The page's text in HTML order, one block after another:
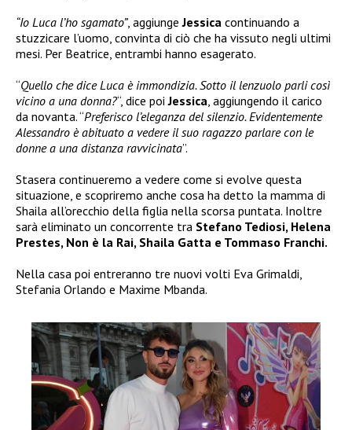
“Io Luca l’ho sgamato”, aggiungeJessica continuando a
stuzzicare l’uomo, convinta di ciò che ha vissuto negli ultimi
mesi. Per Beatrice, entrambi hanno esagerato.
“Quello che dice Luca è immondizia. Sotto il lenzuolo parli così
vicino a una donna?“, dice poiJessica, aggiungendo il carico
da novanta. “Preferisco l’eleganza del silenzio. Evidentemente
Alessandro è abituato a vedere il suo ragazzo parlare con le
donne a una distanza ravvicinata”.
Stasera continueremo a vedere come si evolve questa
situazione, e scopriremo anche cosa ha detto la mamma di
Shaila all’orecchio della figlia nella scorsa puntata. Inoltre
sarà eliminato un concorrente tra Stefano Tediosi, Helena
Prestes, Non è la Rai, Shaila Gatta e Tommaso Franchi.
Nella casa poi entreranno tre nuovi volti Eva Grimaldi,
Stefania Orlando e Maxime Mbanda.